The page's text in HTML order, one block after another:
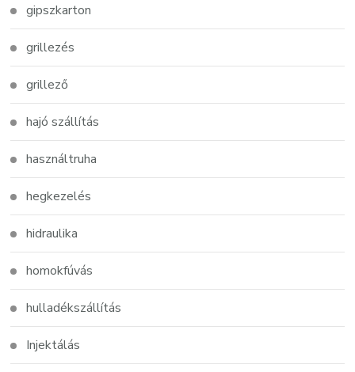
gipszkarton
grillezés
grillező
hajó szállítás
használtruha
hegkezelés
hidraulika
homokfúvás
hulladékszállítás
Injektálás